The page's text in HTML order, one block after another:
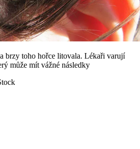
brzy toho hořce litovala. Lékaři varují
může mít vážné následky